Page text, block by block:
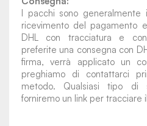
I pacchi sono generalmente
ricevimento del pagamento
DHL con tracciatura e
preferite una consegna con
firma, verrà applicato un
preghiamo di contattarci
metodo. Qualsiasi tipo di
forniremo un link per tracciare